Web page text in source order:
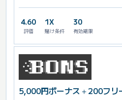
4.60
評価
1X
賭け条件
30
有効期限
5,000円ボーナス＋200フリ